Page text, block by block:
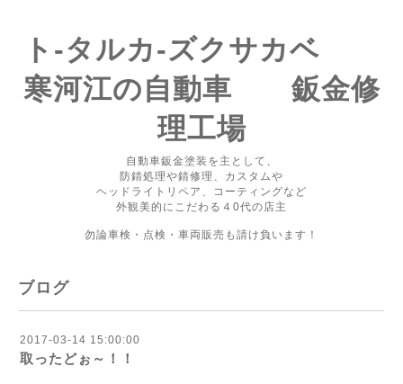
ト-タルカ-ズクサカベ
寒河江の自動車 鈑金修
理工場
自動車鈑金塗装を主として、
防錆処理や錆修理、カスタムや
ヘッドライトリペア、コーティングなど
外観美的にこだわる４0代の店主
勿論車検・点検・車両販売も請け負います！
ブログ
2017-03-14 15:00:00
取ったどぉ～！！